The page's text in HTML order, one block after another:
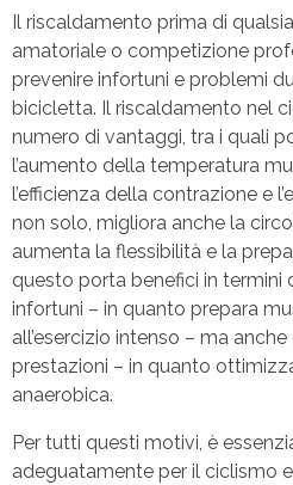
Il riscaldamento prima di
amatoriale o competizione
prevenire infortuni e problemi
bicicletta. Il riscaldamento nel
numero di vantaggi, tra i quali
l’aumento della temperatura
l’efficienza della contrazione e
non solo, migliora anche la
aumenta la flessibilità e la
questo porta benefici in termini
infortuni – in quanto prepara
all’esercizio intenso – ma
prestazioni – in quanto
anaerobica.
Per tutti questi motivi, è
adeguatamente per il ciclismo